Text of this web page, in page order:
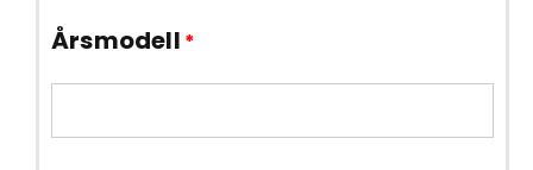
Årsmodell *